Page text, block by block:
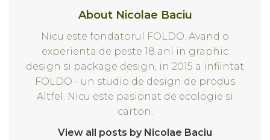
About Nicolae Baciu
Nicu este fondatorul FOLDO. Avand o
experienta de peste 18 ani in graphic
design si package design, in 2015 a infiintat
FOLDO - un studio de design de produs
Altfel. Nicu este pasionat de ecologie si
carton.
View all posts by Nicolae Baciu